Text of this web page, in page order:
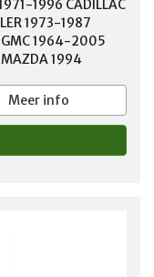
1996 CADILLAC
1973-1987
GMC 1964-2005
1994
1981 Width (IN)
Diameter (IN)
Meer info